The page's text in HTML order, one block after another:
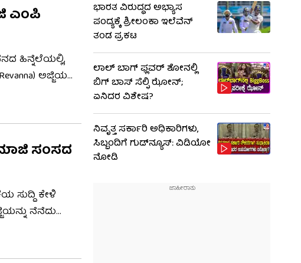
ಎಂಪಿ
ಹಿನ್ನೆಲೆಯಲ್ಲಿ,
ಅಜ್ಜಿಯ
ಮಾಜಿ ಸಂಸದ
ಸುದ್ದಿ ಕೇಳಿ
ಎನ್ನಲಾಗಿದೆ. ಹಾಸನ
ಭಾರತ ವಿರುದ್ಧದ ಅಭ್ಯಾಸ
ಪಂದ್ಯಕ್ಕೆ ಶ್ರೀಲಂಕಾ ಇಲೆವೆನ್
ತಂಡ ಪ್ರಕಟ
ಲಾಲ್ ಬಾಗ್ ಫ್ಲವರ್ ಶೋನಲ್ಲಿ
ಬಿಗ್ ಬಾಸ್ ಸೆಲ್ಫಿ ಝೋನ್;
ಏನಿದರ ವಿಶೇಷ?
ನಿವೃತ್ತ ಸರ್ಕಾರಿ ಅಧಿಕಾರಿಗಳು,
ಸಿಬ್ಬಂದಿಗೆ ಗುಡ್​ನ್ಯೂಸ್: ವಿಡಿಯೋ
ನೋಡಿ